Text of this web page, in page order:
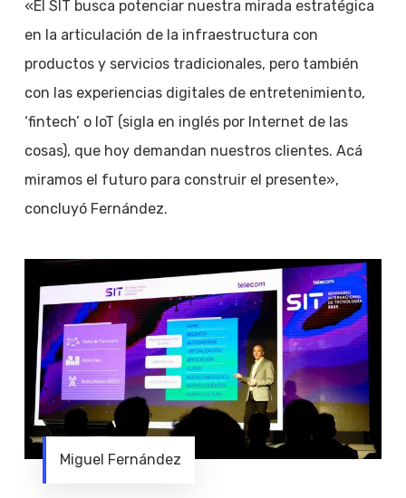
«El SIT busca potenciar nuestra mirada estratégica
en la articulación de la infraestructura con
productos y servicios tradicionales, pero también
con las experiencias digitales de entretenimiento,
‘fintech’ o IoT (sigla en inglés por Internet de las
cosas), que hoy demandan nuestros clientes. Acá
miramos el futuro para construir el presente»,
concluyó Fernández.
Miguel Fernández